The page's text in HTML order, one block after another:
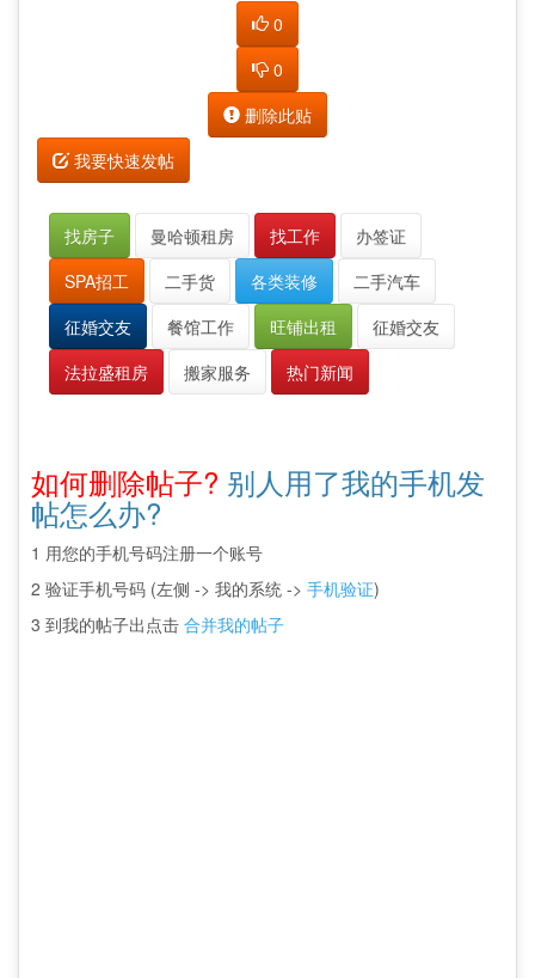
0
0
删除此贴
我要快速发帖
找房子 曼哈顿租房 找工作
办签证
SPA招工
二手货 各类装修
二手汽车
征婚交友
餐馆工作 旺铺出租
征婚交友
法拉盛租房
搬家服务 热门新闻
如何删除帖子? 别人用了我的手机发
帖怎么办?
1 用您的手机号码注册一个账号
2 验证手机号码 (左侧 -> 我的系统 -> 手机验证)
3 到我的帖子出点击 合并我的帖子